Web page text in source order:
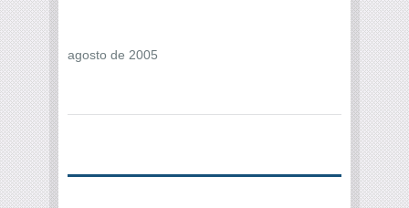
agosto de 2005